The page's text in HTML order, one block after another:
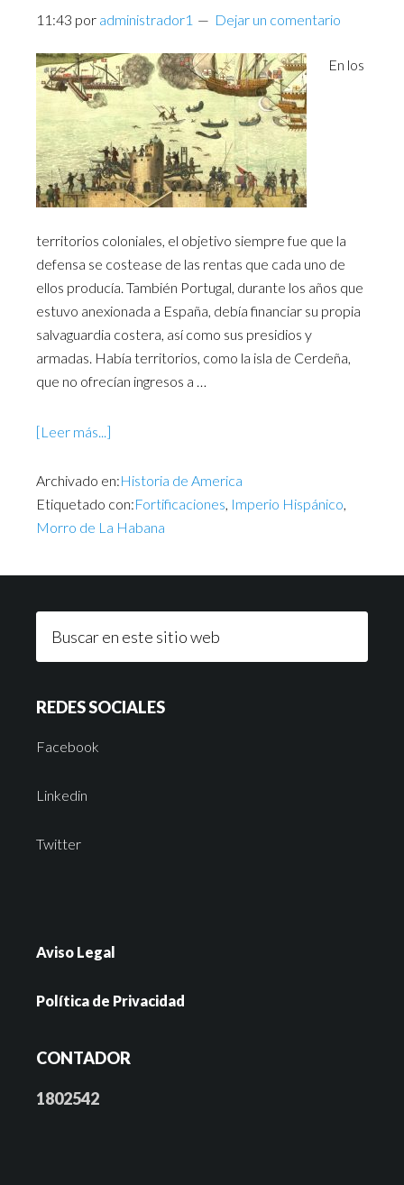
11:43 por administrador1 Dejar un comentario
En los
territorios coloniales, el objetivo siempre fue que la
defensa se costease de las rentas que cada uno de
ellos producía. También Portugal, durante los años que
estuvo anexionada a España, debía financiar su propia
salvaguardia costera, así como sus presidios y
armadas. Había territorios, como la isla de Cerdeña,
que no ofrecían ingresos a …
[Leer más...]
Archivado en:Historia de America
Etiquetado con:Fortificaciones, Imperio Hispánico,
Morro de La Habana
REDES SOCIALES
Facebook
Linkedin
Twitter
Aviso Legal
Política de Privacidad
CONTADOR
1802542